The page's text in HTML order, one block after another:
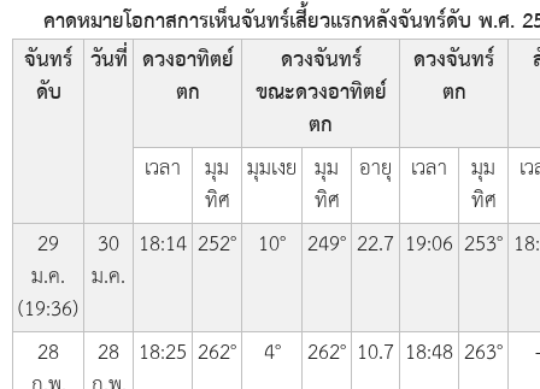
คาดหมายโอกาสการเห็นจันทร์เสี้ยวแรกหลังจันทร์ดับ พ.ศ.
จันทร์
ดับ
วันที่ ดวงอาทิตย์
ตก
ดวงจันทร์
ขณะดวงอาทิตย์
ตก
ดวงจันทร์
ตก
เวลา มุม
ทิศ
มุมเงย มุม
ทิศ
อายุ เวลา มุม
ทิศ
เ
29
ม.ค.
(19:36)
30
ม.ค.
18:14 252° 10° 249° 22.7 19:06 253°
28 28 18:25 262° 4° 262° 10.7 18:48 263° -